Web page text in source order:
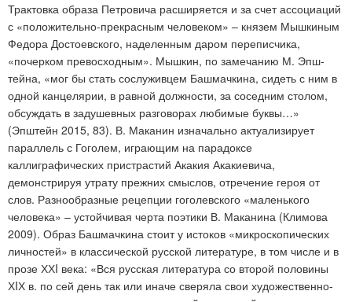
Трактовка образа Петровича расширяется и за счет ассоциаций
с «положительно-прекрасным человеком» – князем Мышкиным
Федора Достоевского, наделенным даром переписчика,
«почерком превосходным». Мышкин, по замечанию М. Эпш­
тейна, «мог бы стать сослуживцем Башмачкина, сидеть с ним в
одной канцелярии, в равной должности, за соседним столом,
обсуждать в задушевных разговорах любимые буквы…»
(Эпштейн 2015, 83). В. Маканин изначально актуализирует
параллель с Гоголем, играющим на парадоксе
каллиграфических пристрастий Акакия Акакиевича,
демонстрируя утрату прежних смыслов, отречение героя от
слов. Разнообразные рецепции гоголевского «маленького
человека» – устойчивая черта поэтики В. Маканина (Климова
2009). Образ Башмачкина стоит у истоков «микроскопических
личностей» в классической русской литературе, в том числе и в
прозе ХХI века: «Вся русская литература со второй половины
ХIХ в. по сей день так или иначе сверяла свои художественно-